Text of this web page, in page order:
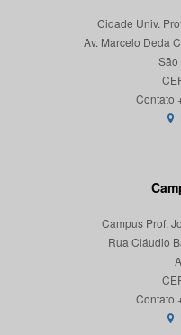
Cidade Univ.
Av. Marcelo Deda
São
Campus Prof.
Rua Cláudio